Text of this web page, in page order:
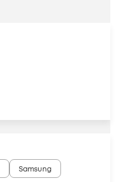
Samsung